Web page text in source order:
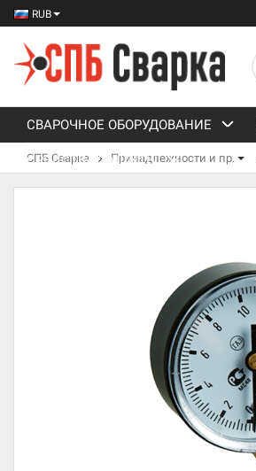
RUB
СВАРОЧНОЕ ОБОРУДОВАНИЕ
СРЕДСТВА ЗАЩИТЫ
СПБ Сварка Принадлежности и пр.